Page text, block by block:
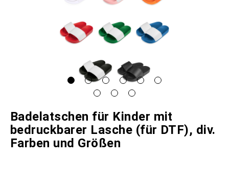
Badelatschen für Kinder mit
bedruckbarer Lasche (für DTF), div.
Farben und Größen